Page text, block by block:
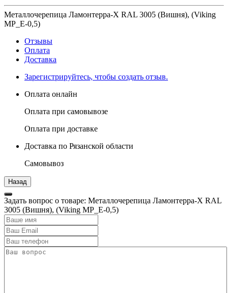
Металлочерепица Ламонтерра-Х RAL 3005 (Вишня), (Viking
MP_E-0,5)
Отзывы
Оплата
Доставка
Зарегистрируйтесь, чтобы создать отзыв.
Оплата онлайн
Оплата при самовывозе
Оплата при доставке
Доставка по Рязанской области
Самовывоз
Задать вопрос о товаре: Металлочерепица Ламонтерра-Х RAL
3005 (Вишня), (Viking MP_E-0,5)